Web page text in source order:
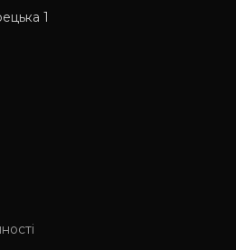
1